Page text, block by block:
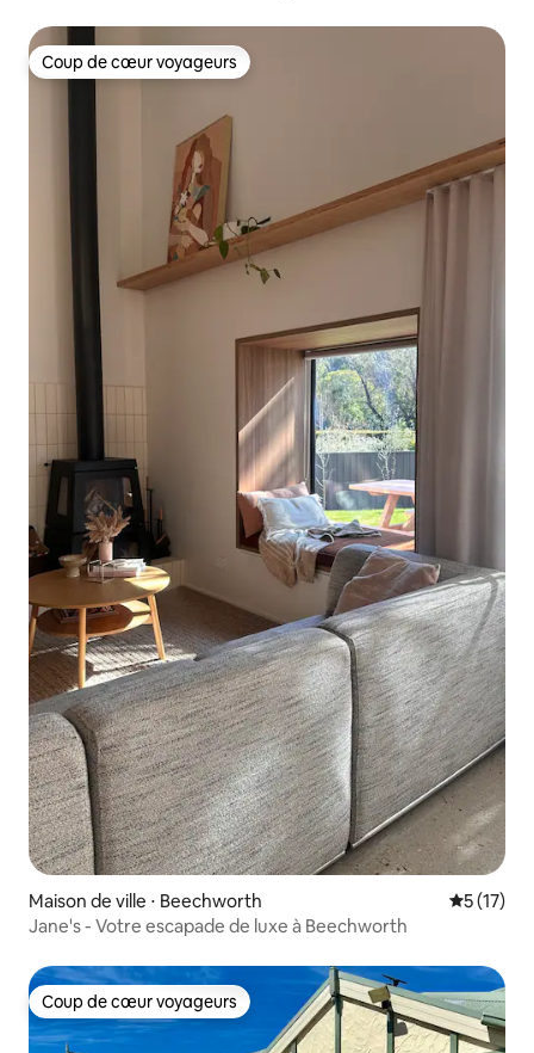
Coup de cœur voyageurs
Coup de cœur voyageurs
Maison de ville ⋅ Beechworth
5 (17)
Jane's - Votre escapade de luxe à Beechworth
Coup de cœur voyageurs
Coup de cœur voyageurs